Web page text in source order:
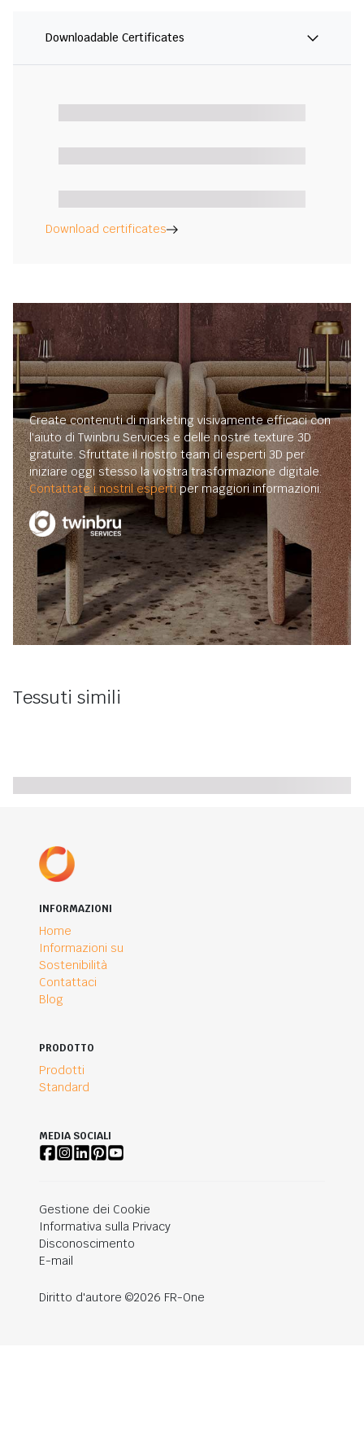
Downloadable Certificates
Download certificates
Create contenuti di marketing visivamente efficaci con
l'aiuto di Twinbru Services e delle nostre texture 3D
gratuite. Sfruttate il nostro team di esperti 3D per
iniziare oggi stesso la vostra trasformazione digitale.
Contattate i nostril espertiper maggiori informazioni.
Tessuti simili
INFORMAZIONI
Home
Informazioni su
Sostenibilità
Contattaci
Blog
PRODOTTO
Prodotti
Standard
MEDIA SOCIALI
Gestione dei Cookie
Informativa sulla Privacy
Disconoscimento
E-mail
Diritto d'autore ©2026 FR-One